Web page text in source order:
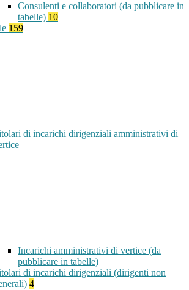
Consulenti e collaboratori (da pubblicare in
tabelle) 10
159
di incarichi dirigenziali amministrativi di
Incarichi amministrativi di vertice (da
pubblicare in tabelle)
di incarichi dirigenziali (dirigenti non
4